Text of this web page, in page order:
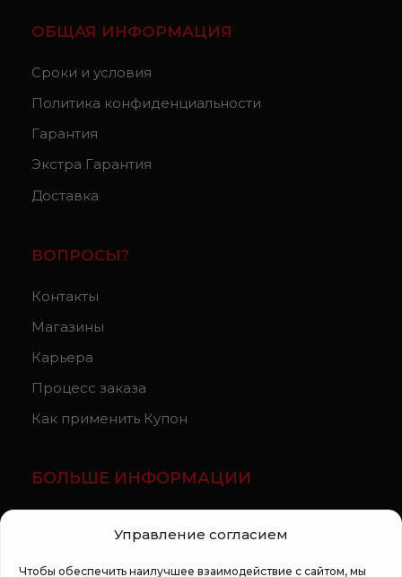
Управление согласием
Чтобы обеспечить наилучшее взаимодействие с сайтом, мы
ОБЩАЯ ИНФОРМАЦИЯ
Сроки и условия
Политика конфиденциальности
Гарантия
Экстра Гарантия
Доставка
ВОПРОСЫ?
Контакты
Магазины
Карьера
Процесс заказа
Как применить Купон
БОЛЬШЕ ИНФОРМАЦИИ